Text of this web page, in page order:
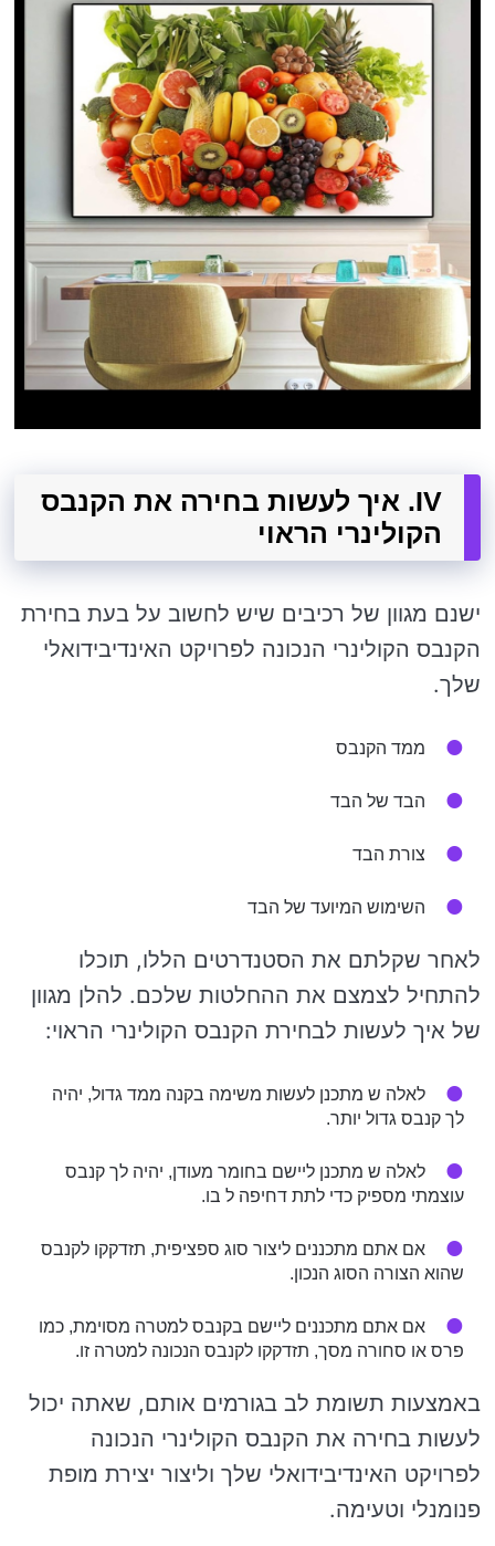
IV. איך לעשות בחירה את הקנבס
הקולינרי הראוי
ישנם מגוון של רכיבים שיש לחשוב על בעת ​​בחירת
הקנבס הקולינרי הנכונה לפרויקט האינדיבידואלי
שלך.
ממד הקנבס
הבד של הבד
צורת הבד
השימוש המיועד של הבד
לאחר שקלתם את הסטנדרטים הללו, תוכלו
להתחיל לצמצם את ההחלטות שלכם. להלן מגוון
של איך לעשות לבחירת הקנבס הקולינרי הראוי:
לאלה ש מתכנן לעשות משימה בקנה ממד גדול, יהיה
לך קנבס גדול יותר.
לאלה ש מתכנן ליישם בחומר מעודן, יהיה לך קנבס
עוצמתי מספיק כדי לתת דחיפה ל בו.
אם אתם מתכננים ליצור סוג ספציפית, תזדקקו לקנבס
שהוא הצורה הסוג הנכון.
אם אתם מתכננים ליישם בקנבס למטרה מסוימת, כמו
פרס או סחורה מסך, תזדקקו לקנבס הנכונה למטרה זו.
באמצעות תשומת לב בגורמים אותם, שאתה יכול
לעשות בחירה את הקנבס הקולינרי הנכונה
לפרויקט האינדיבידואלי שלך וליצור יצירת מופת
פנומנלי וטעימה.